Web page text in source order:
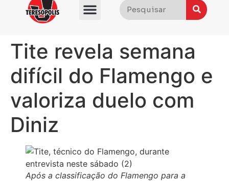
Tite revela semana
difícil do Flamengo e
valoriza duelo com
Diniz
Após a classificação do Flamengo para a